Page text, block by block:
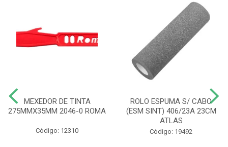
MEXEDOR DE TINTA
275MMX35MM 2046-0 ROMA
Código: 12310
ROLO ESPUMA S/ CABO
(ESM SINT) 406/23A 23CM
ATLAS
Código: 19492